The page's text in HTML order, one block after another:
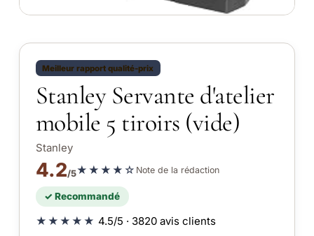
Meilleur rapport qualité-prix
Stanley Servante d'atelier
mobile 5 tiroirs (vide)
Stanley
4.2/5★★★★☆ Note de la rédaction
✓ Recommandé
★★★★★ 4.5/5 · 3820 avis clients